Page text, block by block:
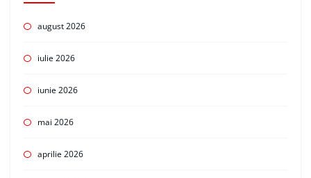
august 2026
iulie 2026
iunie 2026
mai 2026
aprilie 2026